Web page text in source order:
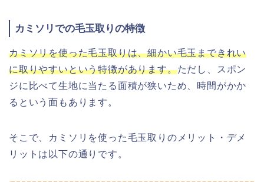
カミソリでの毛玉取りの特徴
カミソリを使った毛玉取りは、細かい毛玉まできれい
に取りやすいという特徴があります。ただし、スポン
ジに比べて生地に当たる面積が狭いため、時間がかか
るという面もあります。
そこで、カミソリを使った毛玉取りのメリット・デメ
リットは以下の通りです。